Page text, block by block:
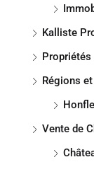
Kalliste
Régions
Vente de